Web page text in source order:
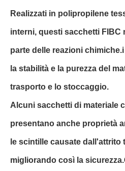
Realizzati in polipropilene
interni, questi sacchetti FIBC
parte delle reazioni
la stabilità e la purezza del
trasporto e lo stoccaggio.
Alcuni sacchetti di materiale
presentano anche proprietà
le scintille causate dall'attrito
migliorando così la